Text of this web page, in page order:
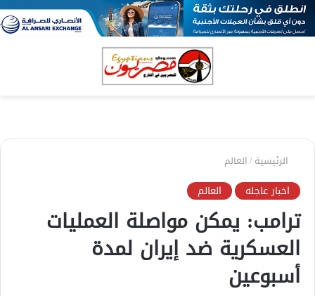
الرئيسية/العالم
اخبار عاجله العالم
ترامب: يمكن مواصلة العمليات
العسكرية ضد إيران لمدة
أسبوعين